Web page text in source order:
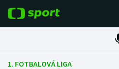
Fotbal
1. FOTBALOVÁ LIGA